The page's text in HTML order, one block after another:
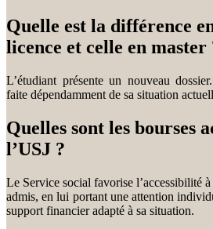
Quelle est la différence
licence et celle en master
L’étudiant présente un nouveau
faite dépendamment de sa situation
Quelles sont les bourses
l’USJ ?
Le Service social favorise l’accessibilité
admis, en lui portant une attention
support financier adapté à sa situation.